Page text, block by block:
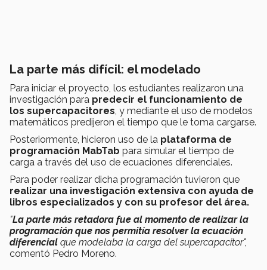
La parte más difícil: el modelado
Para iniciar el proyecto, los estudiantes realizaron una
investigación para predecir el funcionamiento de
los supercapacitores, y mediante el uso de modelos
matemáticos predijeron el tiempo que le toma cargarse.
Posteriormente, hicieron uso de la plataforma de
programación MabTab para simular el tiempo de
carga a través del uso de ecuaciones diferenciales.
Para poder realizar dicha programación tuvieron que
realizar una investigación extensiva con ayuda de
libros especializados y con su profesor del área.
"La parte más retadora fue al momento de realizar la
programación que nos permitía resolver la ecuación
diferencial que modelaba la carga del supercapacitor",
comentó Pedro Moreno.